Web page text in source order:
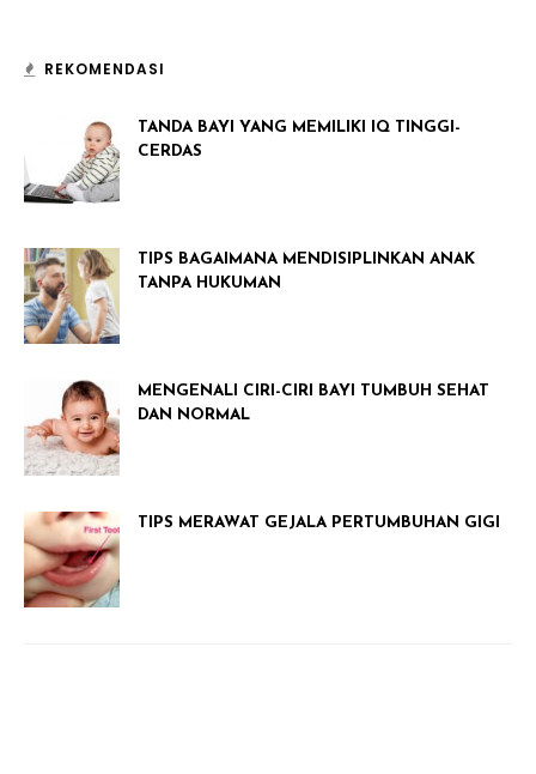
REKOMENDASI
TANDA BAYI YANG MEMILIKI IQ TINGGI-
CERDAS
TIPS BAGAIMANA MENDISIPLINKAN ANAK
TANPA HUKUMAN
MENGENALI CIRI-CIRI BAYI TUMBUH SEHAT
DAN NORMAL
TIPS MERAWAT GEJALA PERTUMBUHAN GIGI